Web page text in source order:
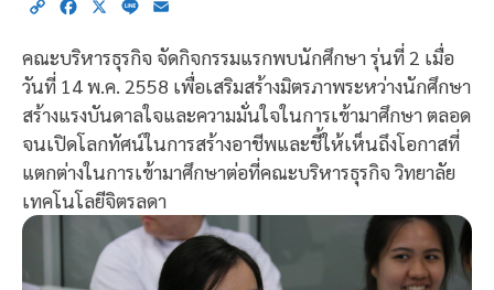
Copy Facebook
X Line
คณะบริหารธุรกิจ จัดกิจกรรมแรกพบนักศึกษา รุ่นที่ 2 เมื่อ
วันที่ 14 พ.ค. 2558 เพื่อเสริมสร้างมิตรภาพระหว่างนักศึกษา
สร้างแรงบันดาลใจและความมั่นใจในการเข้ามาศึกษา ตลอด
จนเปิดโลกทัศน์ในการสร้างอาชีพและชี้ให้เห็นถึงโอกาสที่
แตกต่างในการเข้ามาศึกษาต่อที่คณะบริหารธุรกิจ วิทยาลัย
เทคโนโลยีจิตรลดา